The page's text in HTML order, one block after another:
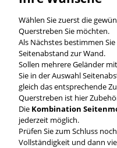
Wählen Sie zuerst die
Querstreben Sie möchten.
Als Nächstes bestimmen
Seitenabstand zur Wand.
Sollen mehrere Geländer
Sie in der Auswahl
gleich das entsprechende
Querstreben ist hier
Die Kombination
jederzeit möglich.
Prüfen Sie zum Schluss
Vollständigkeit und dann